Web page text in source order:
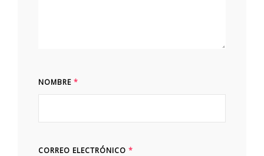
NOMBRE *
CORREO ELECTRÓNICO *